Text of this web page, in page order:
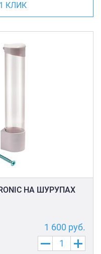
КЛИК
НА ШУРУПАХ
1 600 руб.